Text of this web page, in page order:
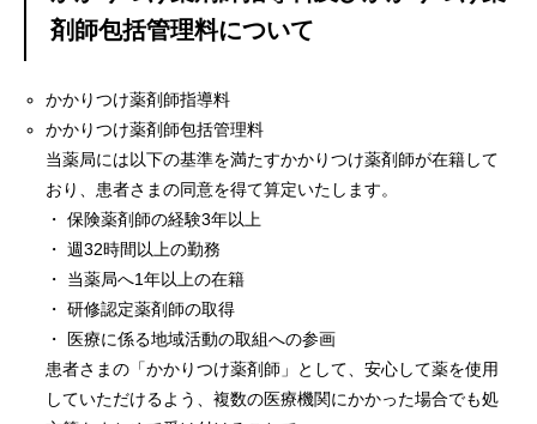
剤師包括管理料について
かかりつけ薬剤師指導料
かかりつけ薬剤師包括管理料
当薬局には以下の基準を満たすかかりつけ薬剤師が在籍して
おり、患者さまの同意を得て算定いたします。
・ 保険薬剤師の経験3年以上
・ 週32時間以上の勤務
・ 当薬局へ1年以上の在籍
・ 研修認定薬剤師の取得
・ 医療に係る地域活動の取組への参画
患者さまの「かかりつけ薬剤師」として、安心して薬を使用
していただけるよう、複数の医療機関にかかった場合でも処